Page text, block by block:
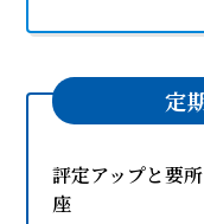
定
評定アップと要
座